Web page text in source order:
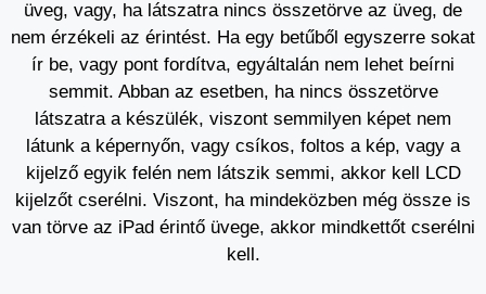
üveg, vagy, ha látszatra nincs összetörve az üveg, de
nem érzékeli az érintést. Ha egy betűből egyszerre sokat
ír be, vagy pont fordítva, egyáltalán nem lehet beírni
semmit. Abban az esetben, ha nincs összetörve
látszatra a készülék, viszont semmilyen képet nem
látunk a képernyőn, vagy csíkos, foltos a kép, vagy a
kijelző egyik felén nem látszik semmi, akkor kell LCD
kijelzőt cserélni. Viszont, ha mindeközben még össze is
van törve az iPad érintő üvege, akkor mindkettőt cserélni
kell.